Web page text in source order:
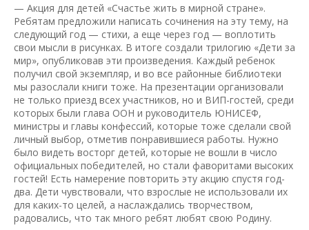
— Акция для детей «Счастье жить в мирной стране».
Ребятам предложили написать сочинения на эту тему, на
следующий год — стихи, а еще через год — воплотить
свои мысли в рисунках. В итоге создали трилогию «Дети за
мир», опубликовав эти произведения. Каждый ребенок
получил свой экземпляр, и во все районные библиотеки
мы разослали книги тоже. На презентации организовали
не только приезд всех участников, но и ВИП-гостей, среди
которых были глава ООН и руководитель ЮНИСЕФ,
министры и главы конфессий, которые тоже сделали свой
личный выбор, отметив понравившиеся работы. Нужно
было видеть восторг детей, которые не вошли в число
официальных победителей, но стали фаворитами высоких
гостей! Есть намерение повторить эту акцию спустя год-
два. Дети чувствовали, что взрослые не использовали их
для каких-то целей, а наслаждались творчеством,
радовались, что так много ребят любят свою Родину.